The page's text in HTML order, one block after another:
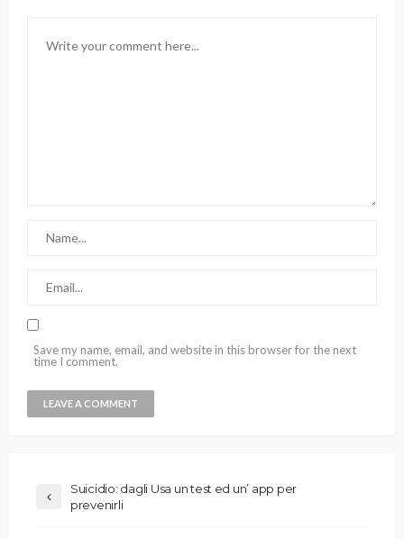
Save my name, email, and website in this browser for the next
time I comment.
Suicidio: dagli Usa un test ed un’ app per
prevenirli